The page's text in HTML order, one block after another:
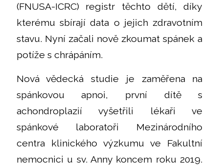
(FNUSA-ICRC) registr těchto dětí, díky
kterému sbírají data o jejich zdravotním
stavu. Nyní začali nově zkoumat spánek a
potíže s chrápáním.
Nová vědecká studie je zaměřena na
spánkovou apnoi, první dítě s
achondroplazií vyšetřili lékaři ve
spánkové laboratoři Mezinárodního
centra klinického výzkumu ve Fakultní
nemocnici u sv. Anny koncem roku 2019.